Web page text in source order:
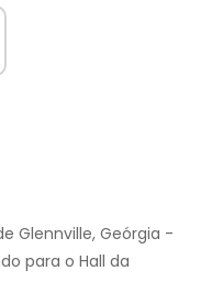
Glennville, Geórgia -
para o Hall da